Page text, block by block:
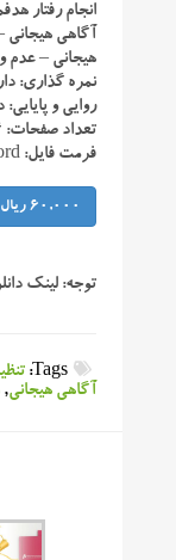
انجام رفتار
آگاهی هیجانی
هیجانی – عدم
نمره گذاری:
روایی و پایایی:
تعداد صفحات: ۴
فرمت فایل: word
60,000 ریال – خرید
توجه: لینک
Tags:
آگاهی هیجانی,